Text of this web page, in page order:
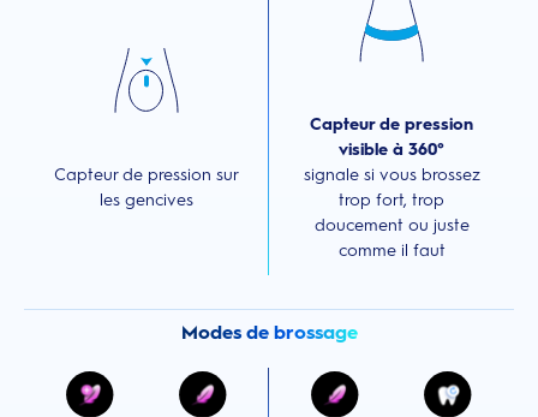
Capteur de pression sur
les gencives
Capteur de pression
visible à 360°
signale si vous brossez
trop fort, trop
doucement ou juste
comme il faut
Modes de brossage